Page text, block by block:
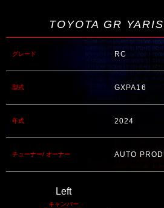
TOYOTA GR YARIS
グレード RC
型式 GXPA16
年式 2024
チューナー/ オーナー AUTO
Left
キャンバー